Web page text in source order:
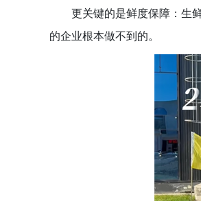
更关键的是鲜度保障：生
的企业根本做不到的。